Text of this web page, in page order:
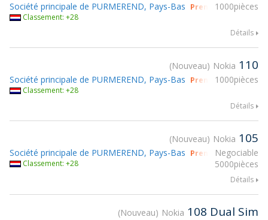
1000pièces
Société principale de PURMEREND, Pays-Bas Prendre part à
Classement: +28
Détails
Nouveau Nokia 110
1000pièces
Société principale de PURMEREND, Pays-Bas Prendre part à
Classement: +28
Détails
Nouveau Nokia 105
Negociable
5000pièces
Société principale de PURMEREND, Pays-Bas Prendre part à
Classement: +28
Détails
Nouveau Nokia 108 Dual Sim